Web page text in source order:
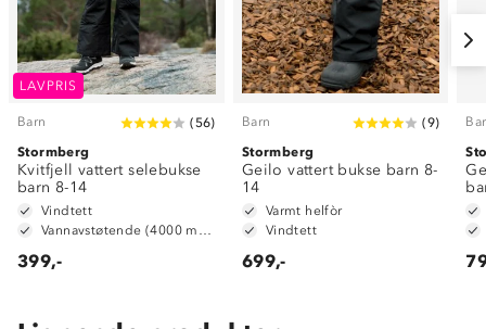
LAVPRIS
Barn (56)
Stormberg
Kvitfjell vattert selebukse
barn 8-14
Vindtett
399,-
Barn (9)
Stormberg
Geilo vattert bukse barn 8-
14
Varmt helfòr
Vindtett
699,-